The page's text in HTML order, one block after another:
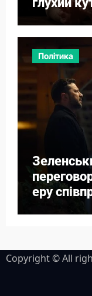
Політика
еру
Copyright © All